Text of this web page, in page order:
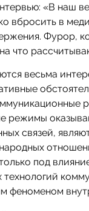
«В наш
вбросить в
Фурор,
что
весьма
режимы
связей,
под
феноменом